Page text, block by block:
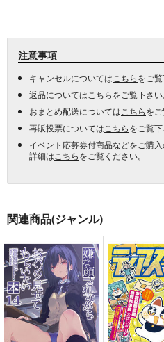
注意事項
キャンセルについては こちらをご覧
返品については こちらをご覧下さい
おまとめ配送については こちらをご
再販投票については こちらをご覧下
イベント応募券付商品などをご購
詳細は こちらをご覧ください。
関連商品(ジャンル)